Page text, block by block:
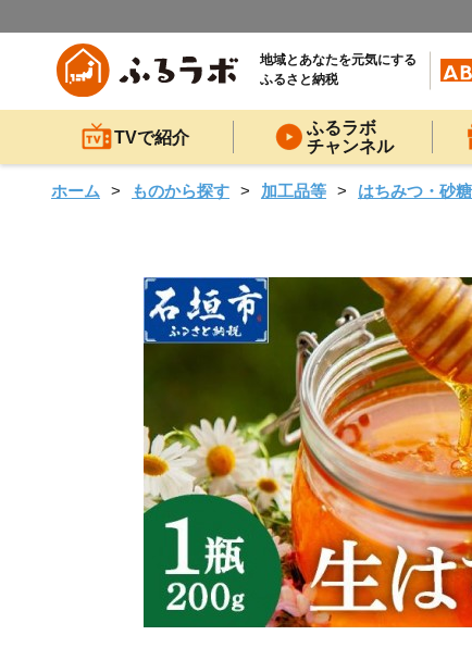
地域とあなたを元気にする
ふるさと納税
TVで紹介
ふるラボ
チャンネル
ホーム ものから探す 加工品等 はちみつ・砂